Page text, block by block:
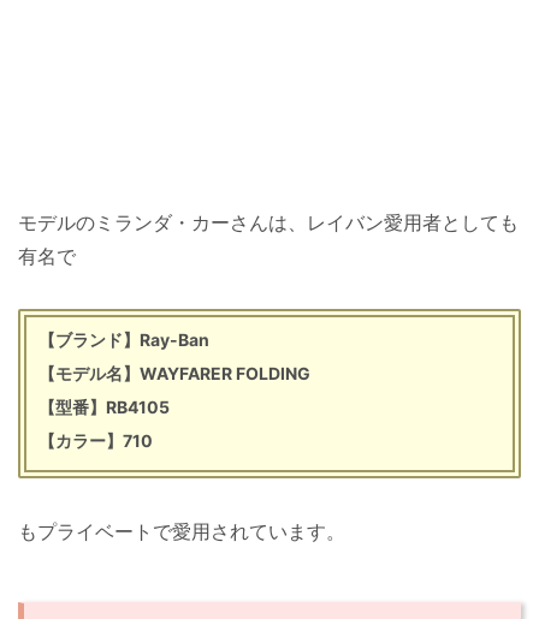
モデルのミランダ・カーさんは、レイバン愛用者としても
有名で
【ブランド】Ray-Ban
【モデル名】WAYFARER FOLDING
【型番】RB4105
【カラー】710
もプライベートで愛用されています。